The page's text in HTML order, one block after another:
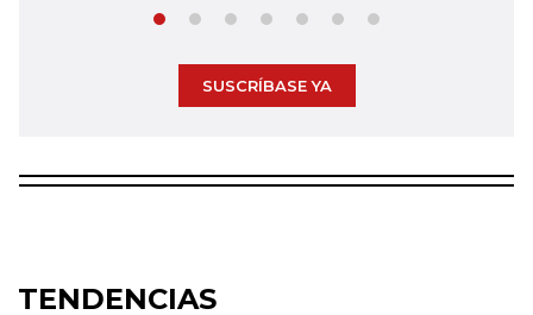
SUSCRÍBASE YA
TENDENCIAS